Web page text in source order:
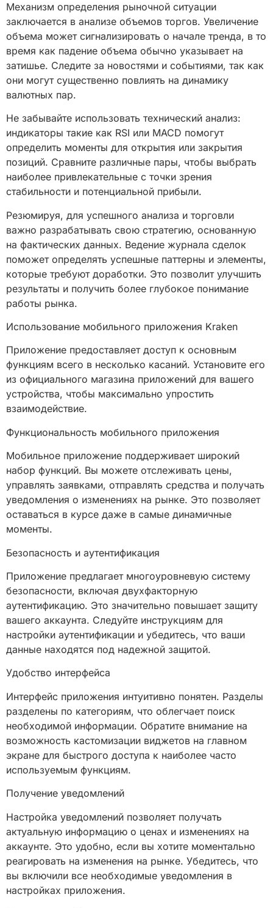
Механизм определения рыночной ситуации
заключается в анализе объемов торгов. Увеличение
объема может сигнализировать о начале тренда, в то
время как падение объема обычно указывает на
затишье. Следите за новостями и событиями, так как
они могут существенно повлиять на динамику
валютных пар.
Не забывайте использовать технический анализ:
индикаторы такие как RSI или MACD помогут
определить моменты для открытия или закрытия
позиций. Сравните различные пары, чтобы выбрать
наиболее привлекательные с точки зрения
стабильности и потенциальной прибыли.
Резюмируя, для успешного анализа и торговли
важно разрабатывать свою стратегию, основанную
на фактических данных. Ведение журнала сделок
поможет определять успешные паттерны и элементы,
которые требуют доработки. Это позволит улучшить
результаты и получить более глубокое понимание
работы рынка.
Использование мобильного приложения Kraken
Приложение предоставляет доступ к основным
функциям всего в несколько касаний. Установите его
из официального магазина приложений для вашего
устройства, чтобы максимально упростить
взаимодействие.
Функциональность мобильного приложения
Мобильное приложение поддерживает широкий
набор функций. Вы можете отслеживать цены,
управлять заявками, отправлять средства и получать
уведомления о изменениях на рынке. Это позволяет
оставаться в курсе даже в самые динамичные
моменты.
Безопасность и аутентификация
Приложение предлагает многоуровневую систему
безопасности, включая двухфакторную
аутентификацию. Это значительно повышает защиту
вашего аккаунта. Следуйте инструкциям для
настройки аутентификации и убедитесь, что ваши
данные находятся под надежной защитой.
Удобство интерфейса
Интерфейс приложения интуитивно понятен. Разделы
разделены по категориям, что облегчает поиск
необходимой информации. Обратите внимание на
возможность кастомизации виджетов на главном
экране для быстрого доступа к наиболее часто
используемым функциям.
Получение уведомлений
Настройка уведомлений позволяет получать
актуальную информацию о ценах и изменениях на
аккаунте. Это удобно, если вы хотите моментально
реагировать на изменения на рынке. Убедитесь, что
вы включили все необходимые уведомления в
настройках приложения.